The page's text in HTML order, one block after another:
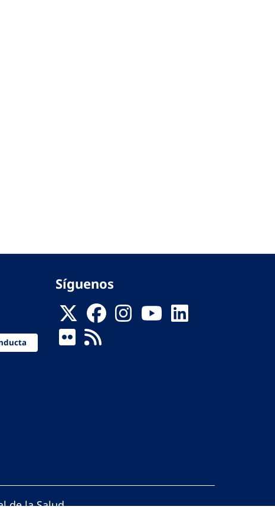
Síguenos
de la Salud